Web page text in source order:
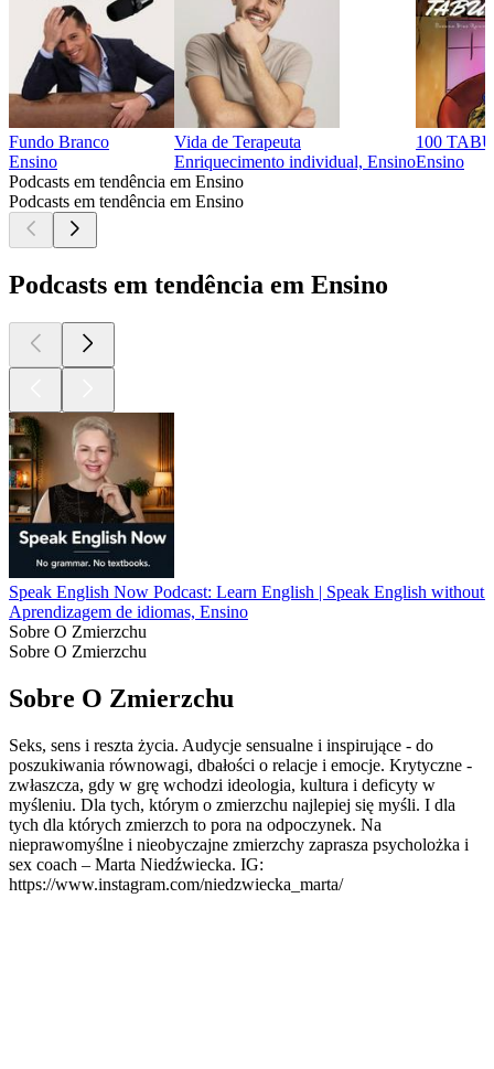
Fundo Branco
Ensino
Vida de Terapeuta
Enriquecimento individual, Ensino
100
Ensino
Podcasts em tendência em Ensino
Podcasts em tendência em Ensino
Podcasts em tendência em Ensino
Speak English Now Podcast: Learn English | Speak English without
Aprendizagem de idiomas, Ensino
Sobre O Zmierzchu
Sobre O Zmierzchu
Sobre O Zmierzchu
Seks, sens i reszta życia. Audycje sensualne i inspirujące - do
poszukiwania równowagi, dbałości o relacje i emocje. Krytyczne -
zwłaszcza, gdy w grę wchodzi ideologia, kultura i deficyty w
myśleniu. Dla tych, którym o zmierzchu najlepiej się myśli. I dla
tych dla których zmierzch to pora na odpoczynek. Na
nieprawomyślne i nieobyczajne zmierzchy zaprasza psycholożka i
sex coach – Marta Niedźwiecka. IG:
https://www.instagram.com/niedzwiecka_marta/